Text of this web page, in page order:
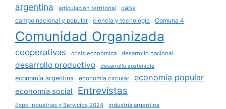
argentina articulación territorial
caba
campo nacional y popular
ciencia y tecnología Comuna 4
Comunidad Organizada
cooperativas crisis económica desarrollo nacional
desarrollo productivo desarrollo sostenible
economía argentina economía circular economía popular
economía social Entrevistas
Expo Industrias y Servicios 2024 industria argentina